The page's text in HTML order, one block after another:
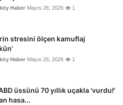
Haber Mayıs 26, 2026 1
stresini ölçen kamuflaj
Haber Mayıs 26, 2026 1
üssünü 70 yıllık uçakla 'vurdu!'
hasa...